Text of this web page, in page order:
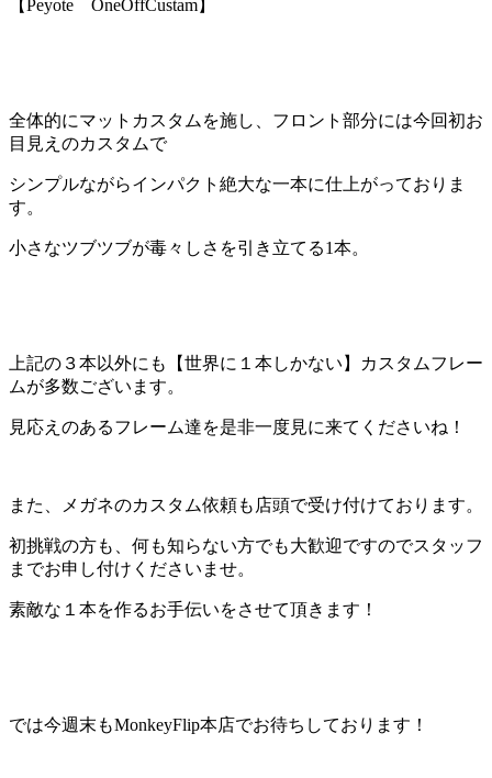
【Peyote OneOffCustam】
全体的にマットカスタムを施し、フロント部分には今回初お
目見え のカスタムで
シンプルながらインパクト絶大な一本に仕上がっておりま
す。
小さなツブツブが毒々しさを引き立てる1本。
上記の３本以外にも 【世界に１本しかない】
カスタムフレー
ムが多数ございます。
見応えのあるフレーム達を是非一度見に来てくださいね！
また、メガネのカスタム依頼も店頭で受け付けております。
初挑戦の方も、何も知らない方でも大歓迎ですのでスタッフ
までお申し付けくださいませ。
素敵な１本を作るお手伝いをさせて頂きます！
では今週末もMonkeyFlip本店でお待ちしております！